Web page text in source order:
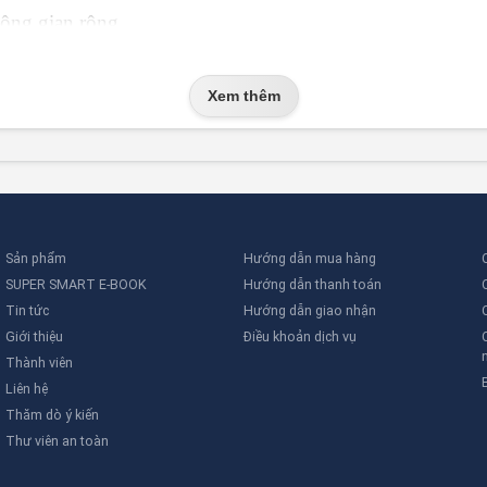
gian rộng.
Disable", "Signal Hold Disable", "System Reset" – hỗ
có thể tích hợp hệ thống Voice/Evac/Phone
Xem thêm
Sản phẩm
SUPER SMART E-BOOK
Tin tức
Giới thiệu
Thành viên
Liên hệ
Thăm dò ý kiến
Thư viên an toàn
Hướng dẫn mua hàng
Hướng dẫn thanh toán
Hướng dẫn giao nhận
Điều khoản dịch vụ